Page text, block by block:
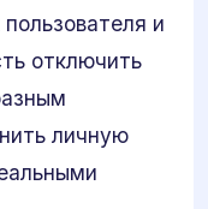
и
отключить
личную